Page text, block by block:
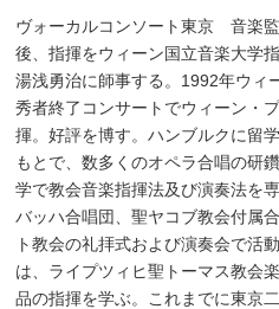
ヴォーカルコンソート東京 音楽
後、指揮をウィーン国立音楽大学
湯浅勇治に師事する。1992年ウィ
秀者終了コンサートでウィーン・
揮。好評を博す。ハンブルクに留
もとで、数多くのオペラ合唱の研
学で教会音楽指揮法及び演奏法を
バッハ合唱団、聖ヤコブ教会付属
ト教会の礼拝式および演奏会で活
は、ライプツィヒ聖トーマス教会
品の指揮を学ぶ。これまでに東京